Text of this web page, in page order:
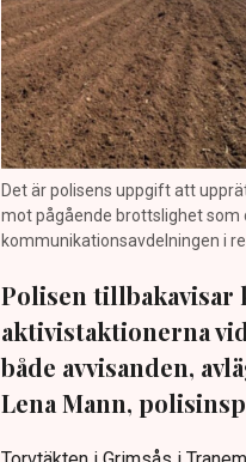
Det är polisens uppgift att
mot pågående brottslighet som
kommunikationsavdelningen i
Polisen
aktivistaktionerna
både avvisanden,
Lena Mann,